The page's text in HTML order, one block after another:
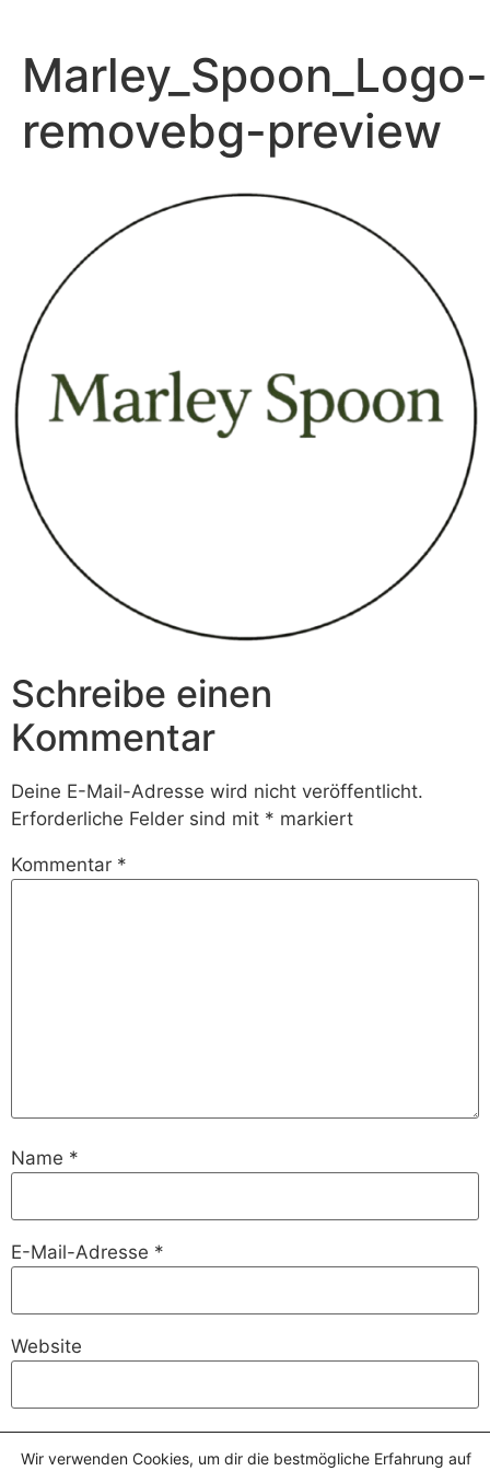
springen
Marley_Spoon_Logo-
removebg-preview
Schreibe einen
Kommentar
Deine E-Mail-Adresse wird nicht veröffentlicht.
Erforderliche Felder sind mit * markiert
Kommentar *
Name *
E-Mail-Adresse *
Website
Name, E-Mail-Adresse und Website in diesem
Wir verwenden Cookies, um dir die bestmögliche Erfahrung auf